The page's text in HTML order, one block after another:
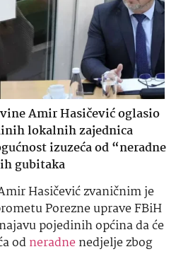
Amir Hasičević oglasio
lokalnih zajednica
izuzeća od “neradne
gubitaka
Hasičević zvaničnim je
Porezne uprave FBiH
pojedinih općina da će
odneradnenedjelje zbog